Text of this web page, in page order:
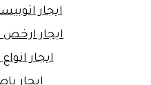
ايجار
ايجار
ايجار
ايجار باص 13